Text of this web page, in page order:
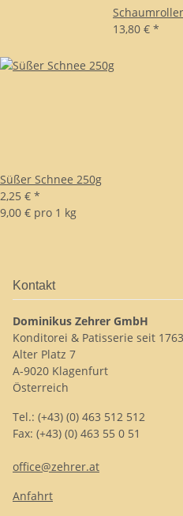
13,80 € *
Süßer Schnee 250g
2,25 € *
9,00 € pro 1 kg
Kontakt
Dominikus Zehrer GmbH
Konditorei & Patisserie seit 1763
Alter Platz 7
A-9020 Klagenfurt
Österreich
Tel.: (+43) (0) 463 512 512
Fax: (+43) (0) 463 55 0 51
office@zehrer.at
Anfahrt